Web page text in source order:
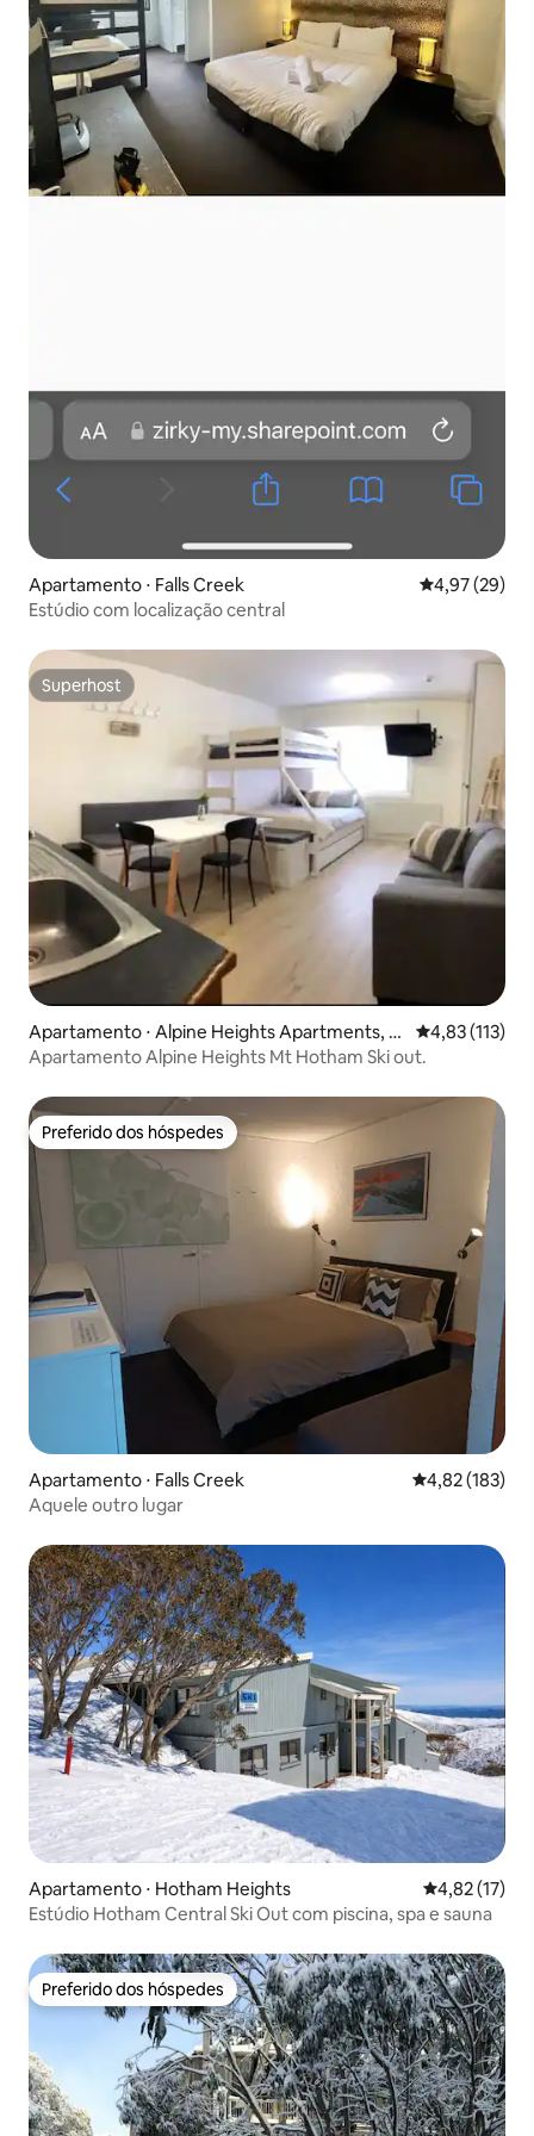
Apartamento ⋅ Falls Creek 4,97 de uma
4,97 (29)
Estúdio com localização central
Superhost
Superhost
Apartamento ⋅ Alpine Heights Apartments, H
otham Heights
4,83 de uma
4,83 (113)
Apartamento Alpine Heights Mt Hotham Ski out.
Preferido dos hóspedes
Preferido dos hóspedes
Apartamento ⋅ Falls Creek 4,82 de uma
4,82 (183)
Aquele outro lugar
Apartamento ⋅ Hotham Heights 4,82 de uma
4,82 (17)
Estúdio Hotham Central Ski Out com piscina, spa e sauna
Preferido dos hóspedes
Preferido dos hóspedes